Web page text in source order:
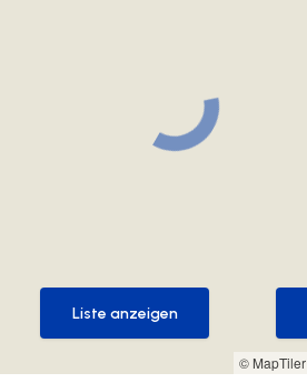
© MapTiler
Liste anzeigen
Liste anzeigen